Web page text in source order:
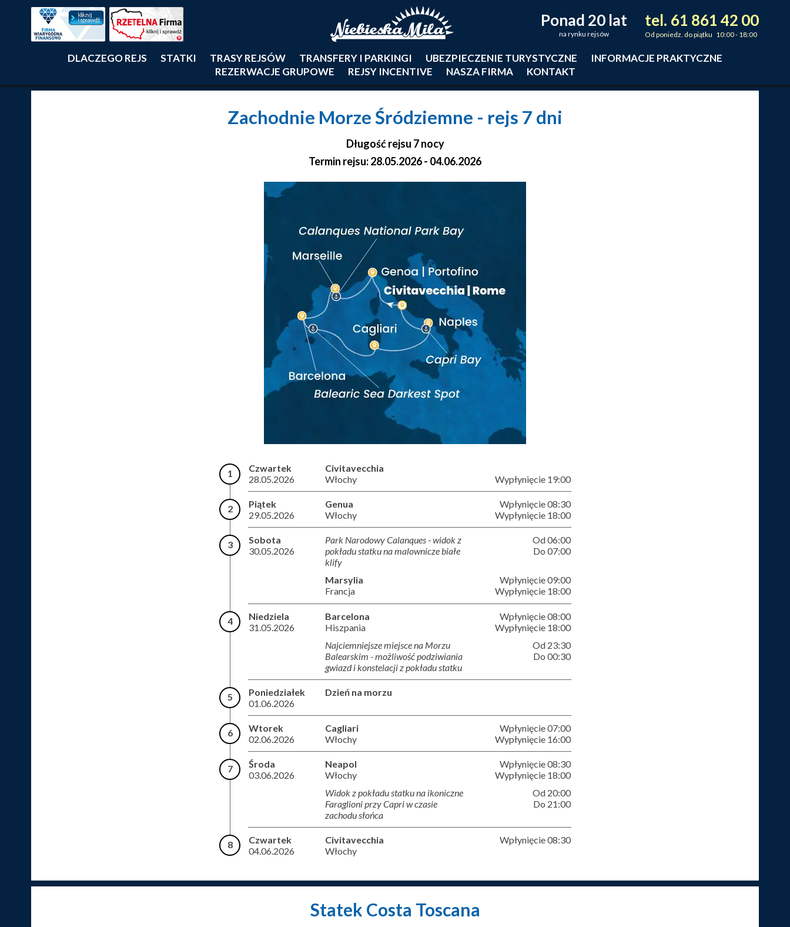
tel. 61 861 42 00
Od poniedz. do piątku 10:00 - 18:00
Ponad 20 lat
na rynku rejsów
DLACZEGO REJS STATKI TRASY REJSÓW TRANSFERY I PARKINGI UBEZPIECZENIE TURYSTYCZNE
INFORMACJE PRAKTYCZNE
REZERWACJE GRUPOWE
REJSY INCENTIVE NASZA FIRMA KONTAKT
Zachodnie Morze Śródziemne - rejs 7 dni
Długość rejsu 7 nocy
Termin rejsu: 28.05.2026 - 04.06.2026
1
Czwartek
28.05.2026
Civitavecchia
Włochy
Wypłynięcie 19:00
2
Piątek
29.05.2026
Genua
Włochy
Wpłynięcie 08:30
Wypłynięcie 18:00
3
Sobota
30.05.2026
Park Narodowy Calanques - widok z
pokładu statku na malownicze białe
klify
Od 06:00
Do 07:00
Marsylia
Francja
Wpłynięcie 09:00
Wypłynięcie 18:00
4
Niedziela
31.05.2026
Barcelona
Hiszpania
Wpłynięcie 08:00
Wypłynięcie 18:00
Najciemniejsze miejsce na Morzu
Balearskim - możliwość podziwiania
gwiazd i konstelacji z pokładu statku
Od 23:30
Do 00:30
5
Poniedziałek
01.06.2026
Dzień na morzu
6
Wtorek
02.06.2026
Cagliari
Włochy
Wpłynięcie 07:00
Wypłynięcie 16:00
7
Środa
03.06.2026
Neapol
Włochy
Wpłynięcie 08:30
Wypłynięcie 18:00
Widok z pokładu statku na ikoniczne
Faraglioni przy Capri w czasie
zachodu słońca
Od 20:00
Do 21:00
8
Czwartek
04.06.2026
Civitavecchia
Włochy
Wpłynięcie 08:30
Statek Costa Toscana